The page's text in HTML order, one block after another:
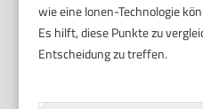
wie eine Ionen-Technologie
Es hilft, diese Punkte zu
Entscheidung zu treffen.